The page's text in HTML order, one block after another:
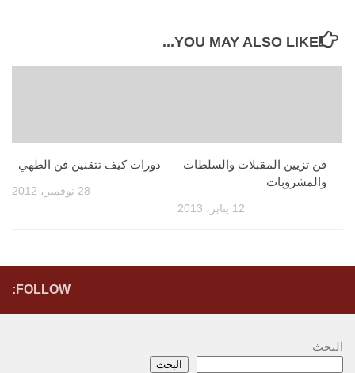
YOU MAY ALSO LIKE...
دورات كيف تتقنين فن الطهي
28 نوفمبر، 2012
فن تزيين المقبلات والسلطات
والمشروبات
12 يناير، 2013
FOLLOW:
البحث
البحث